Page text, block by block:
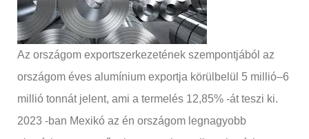
Az országom exportszerkezetének szempontjából az
országom éves alumínium exportja körülbelül 5 millió–6
millió tonnát jelent, ami a termelés 12,85% -át teszi ki.
2023 -ban Mexikó az én országom legnagyobb